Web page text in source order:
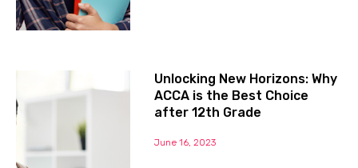
Unlocking New Horizons: Why
ACCA is the Best Choice
after 12th Grade
June 16, 2023